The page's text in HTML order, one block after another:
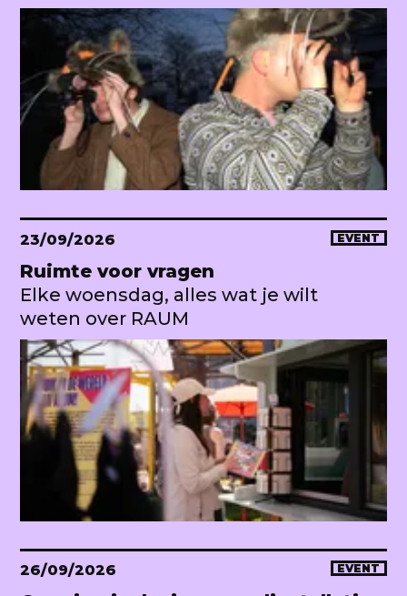
23/09/2026 EVENT
Ruimte voor vragen
Elke woensdag, alles wat je wilt
weten over RAUM
26/09/2026 EVENT